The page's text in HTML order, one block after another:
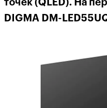
точек (Q LE D). На
DIGMA DM-